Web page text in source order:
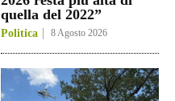
quella del 2022”
Politica 8 Agosto 2026